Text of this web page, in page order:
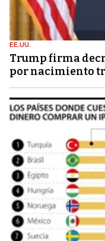
EE.UU.
Trump firma
por nacimiento